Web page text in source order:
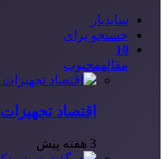
سایدبار
جستجو برای
10
مقالهمحبوب
اقتصاد
3 هفته پیش